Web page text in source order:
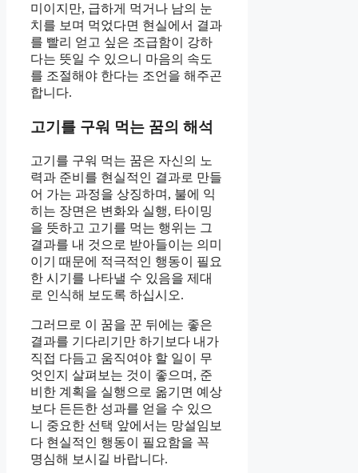
미이지만, 급하게 먹거나 남의 눈
치를 보며 먹었다면 현실에서 결과
를 빨리 얻고 싶은 조급함이 강하
다는 뜻일 수 있으니 마음의 속도
를 조절해야 한다는 조언을 해주곤
합니다.
고기를 구워 먹는 꿈의 해석
고기를 구워 먹는 꿈은 자신의 노
력과 준비를 현실적인 결과로 만들
어 가는 과정을 상징하며, 불에 익
히는 장면은 변화와 실행, 타이밍
을 뜻하고 고기를 먹는 행위는 그
결과를 내 것으로 받아들이는 의미
이기 때문에 적극적인 행동이 필요
한 시기를 나타낼 수 있음을 제대
로 인식해 보도록 하십시오.
그러므로 이 꿈을 꾼 뒤에는 좋은
결과를 기다리기만 하기보다 내가
직접 다듬고 움직여야 할 일이 무
엇인지 살펴보는 것이 좋으며, 준
비한 계획을 실행으로 옮기면 예상
보다 든든한 성과를 얻을 수 있으
니 중요한 선택 앞에서는 망설임보
다 현실적인 행동이 필요함을 꼭
명심해 보시길 바랍니다.